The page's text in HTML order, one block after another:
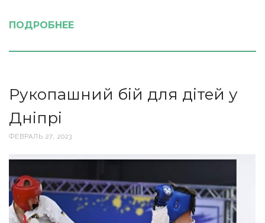
ПОДРОБНЕЕ
Рукопашний бій для дітей у
Дніпрі
ФЕВРАЛЬ 27, 2023